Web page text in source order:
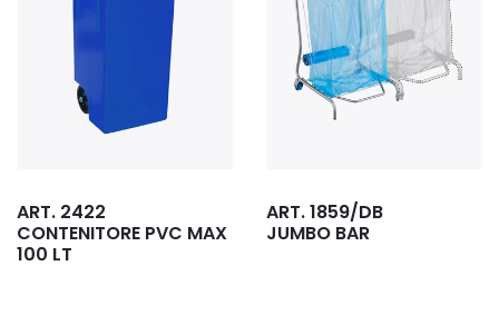
ART. 1859/DB
JUMBO BAR
ART. 9513
CARRELLO PER